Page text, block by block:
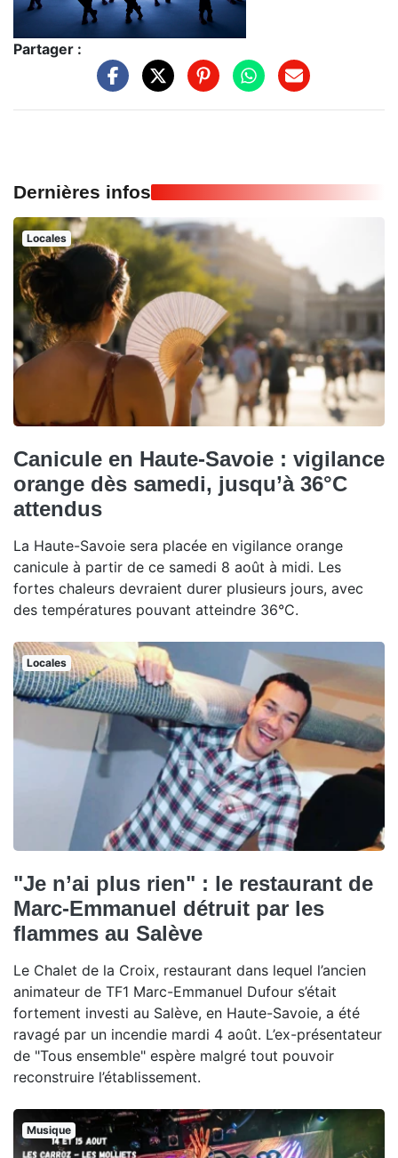
Partager :
Dernières infos
Locales
Canicule en Haute-Savoie : vigilance
orange dès samedi, jusqu’à 36°C
attendus
La Haute-Savoie sera placée en vigilance orange
canicule à partir de ce samedi 8 août à midi. Les
fortes chaleurs devraient durer plusieurs jours, avec
des températures pouvant atteindre 36°C.
Locales
"Je n’ai plus rien" : le restaurant de
Marc-Emmanuel détruit par les
flammes au Salève
Le Chalet de la Croix, restaurant dans lequel l’ancien
animateur de TF1 Marc-Emmanuel Dufour s’était
fortement investi au Salève, en Haute-Savoie, a été
ravagé par un incendie mardi 4 août. L’ex-présentateur
de "Tous ensemble" espère malgré tout pouvoir
reconstruire l’établissement.
Musique